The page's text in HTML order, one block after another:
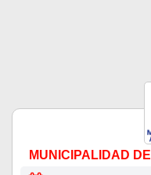
MUNICIPALIDAD